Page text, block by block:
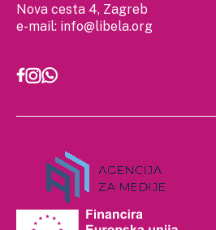
Nova cesta 4, Zagreb
e-mail: info@libela.org